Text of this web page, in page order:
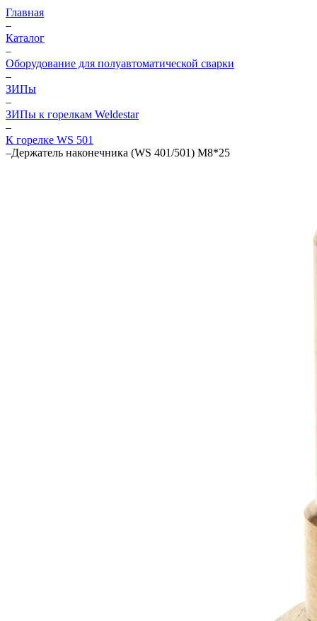
Главная
–
Каталог
–
Оборудование для полуавтоматической сварки
–
ЗИПы
–
ЗИПы к горелкам Weldestar
–
К горелке WS 501
–Держатель наконечника (WS 401/501) М8*25